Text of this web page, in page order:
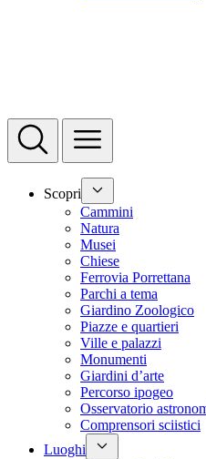
Scopri
Cammini
Natura
Musei
Chiese
Ferrovia Porrettana
Parchi a tema
Giardino Zoologico
Piazze e quartieri
Ville e palazzi
Monumenti
Giardini d’arte
Percorso ipogeo
Osservatorio
Comprensori sciistici
Luoghi